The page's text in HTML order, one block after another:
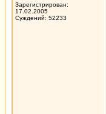
Зарегистрирован:
17.02.2005
Суждений: 52233